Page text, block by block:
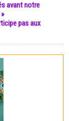
avant notre
pas aux